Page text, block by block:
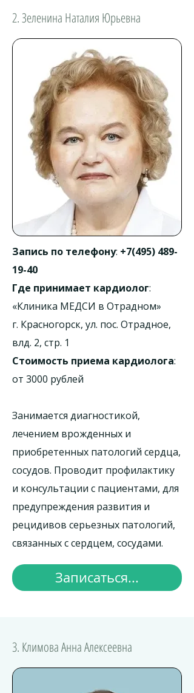
2. Зеленина Наталия Юрьевна
Запись по телефону: +7(495) 489-
19-40
Где принимает кардиолог:
«Клиника МЕДСИ в Отрадном»
г. Красногорск, ул. пос. Отрадное,
влд. 2, стр. 1
Стоимость приема кардиолога:
от 3000 рублей
Занимается диагностикой,
лечением врожденных и
приобретенных патологий сердца,
сосудов. Проводит профилактику
и консультации с пациентами, для
предупреждения развития и
рецидивов серьезных патологий,
связанных с сердцем, сосудами.
Записаться...
3. Климова Анна Алексеевна